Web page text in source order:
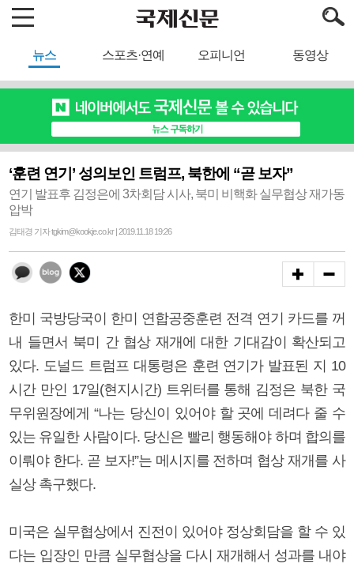
뉴스 스포츠·연예 오피니언 동영상
‘훈련 연기’ 성의보인 트럼프, 북한에 “곧 보자”
연기 발표후 김정은에 3차회담 시사, 북미 비핵화 실무협상 재가동
압박
김태경 기자 tgkim@kookje.co.kr | 2019.11.18 19:26
한미 국방당국이 한미 연합공중훈련 전격 연기 카드를 꺼
내 들면서 북미 간 협상 재개에 대한 기대감이 확산되고
있다. 도널드 트럼프 대통령은 훈련 연기가 발표된 지 10
시간 만인 17일(현지시간) 트위터를 통해 김정은 북한 국
무위원장에게 “나는 당신이 있어야 할 곳에 데려다 줄 수
있는 유일한 사람이다. 당신은 빨리 행동해야 하며 합의를
이뤄야 한다. 곧 보자!”는 메시지를 전하며 협상 재개를 사
실상 촉구했다.
미국은 실무협상에서 진전이 있어야 정상회담을 할 수 있
다는 입장인 만큼 실무협상을 다시 재개해서 성과를 내야